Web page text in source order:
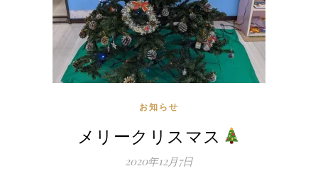
お知らせ
メリークリスマス
2020年12月7日